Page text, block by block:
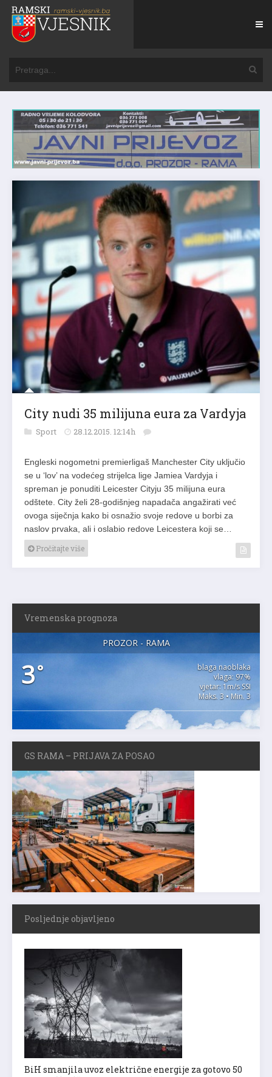
City nudi 35 milijuna eura za Vardyja
Sport 28.12.2015. 12:14h
Engleski nogometni premierligaš Manchester City uključio
se u ‘lov’ na vodećeg strijelca lige Jamiea Vardyja i
spreman je ponuditi Leicester Cityju 35 milijuna eura
odštete. City želi 28-godišnjeg napadača angažirati već
ovoga siječnja kako bi osnažio svoje redove u borbi za
naslov prvaka, ali i oslabio redove Leicestera koji se…
Pročitajte više
Vremenska prognoza
PROZOR - RAMA
3°
blaga naoblaka
vlaga: 97%
vjetar: 1m/s SSI
Maks. 3 • Min. 3
GS RAMA – PRIJAVA ZA POSAO
Posljednje objavljeno
BiH smanjila uvoz električne energije za gotovo 50